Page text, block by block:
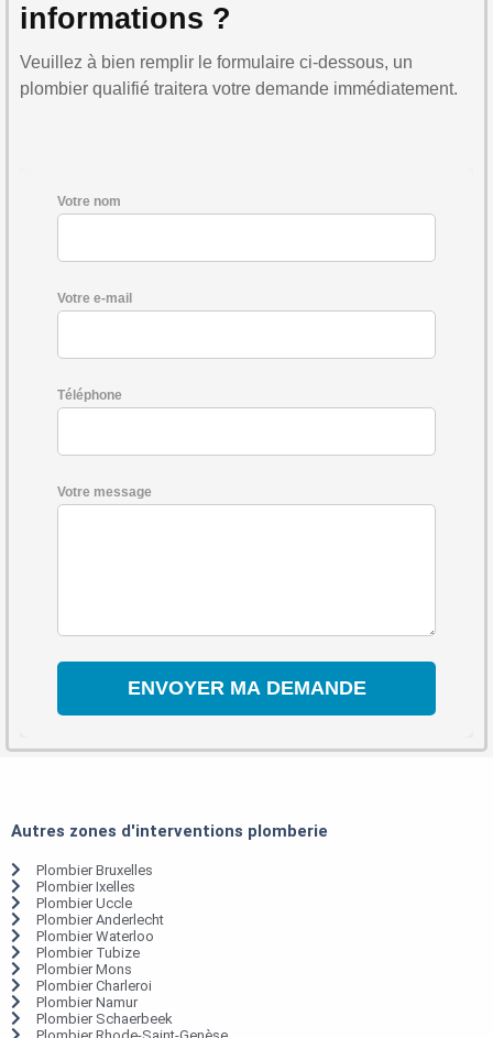
informations ?
Veuillez à bien remplir le formulaire ci-dessous, un
plombier qualifié traitera votre demande immédiatement.
Votre nom
Votre e-mail
Téléphone
Votre message
Autres zones d'interventions plomberie
Plombier Bruxelles
Plombier Ixelles
Plombier Uccle
Plombier Anderlecht
Plombier Waterloo
Plombier Tubize
Plombier Mons
Plombier Charleroi
Plombier Namur
Plombier Schaerbeek